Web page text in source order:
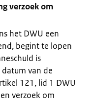
verzoek om
het DWU een
begint te lopen
is
van de
121, lid 1 DWU
verzoek om